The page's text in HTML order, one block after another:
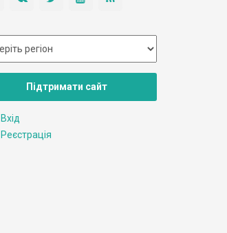
Підтримати сайт
Вхід
Реєстрація